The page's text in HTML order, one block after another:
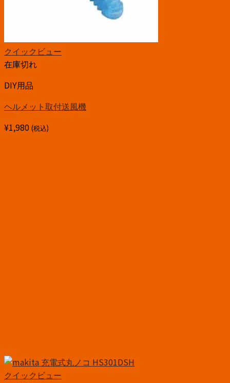
クイックビュー
在庫切れ
DIY用品
ヘルメット取付送風機
¥1,980 (税込)
クイックビュー